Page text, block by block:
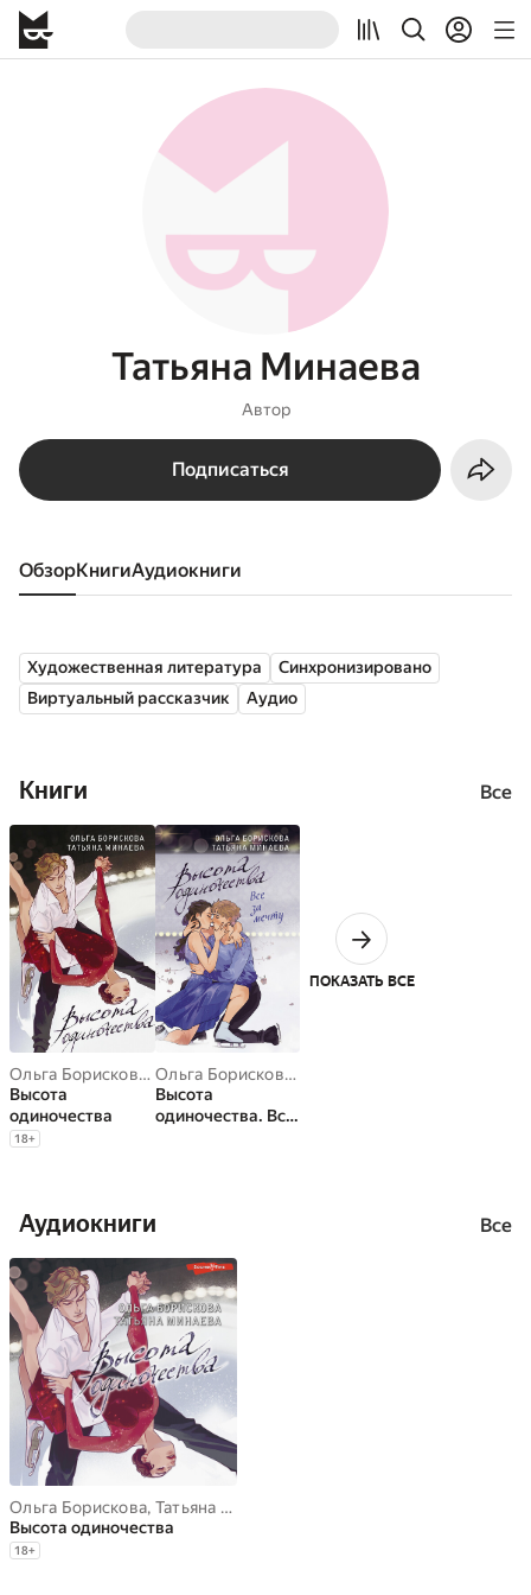
Татьяна Минаева
Автор
Подписаться
Обзор книги аудиокниги
Художественная литература
Синхронизировано
Виртуальный рассказчик
Аудио
Книги Все
Ольга Борискова, Татьяна Минаева
Высота
одиночества
18+
Ольга Борискова,
Высота
одиночества. Все
ПОКАЗАТЬ ВСЕ
Аудиокниги Все
Ольга Борискова, Татьяна Минаева
Высота одиночества
18+